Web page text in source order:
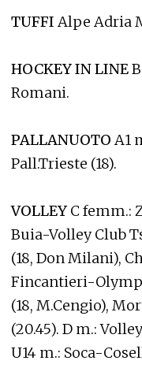
TUFFI Alpe Adria
HOCKEY IN LINE
Romani.
PALLANUOTO A1
Pall.Trieste (18).
VOLLEYC femm.:
Buia-Volley Club
(18, Don Milani),
Fincantieri-
(18, M.Cengio),
(20.45). D m.:
U14 m.: Soca-